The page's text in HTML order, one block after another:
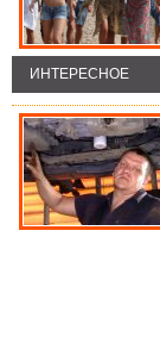
ИНТЕРЕСНОЕ